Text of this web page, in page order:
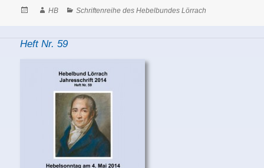
PostedAuthor
HB Categories
Schriftenreihe des Hebelbundes Lörrach
Heft Nr. 59